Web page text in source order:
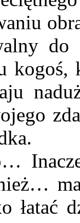
do
kogoś,
łatać